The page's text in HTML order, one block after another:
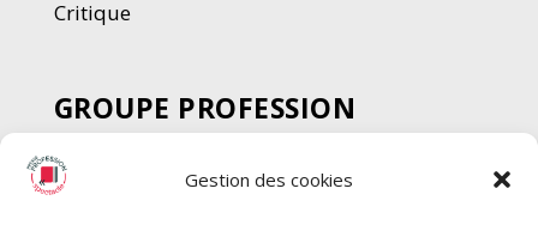
Gestion des cookies
Critique
GROUPE PROFESSION
SPECTACLE
Chèque Intermittents